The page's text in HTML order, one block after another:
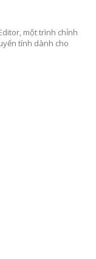
một trình chỉnh
tính dành cho